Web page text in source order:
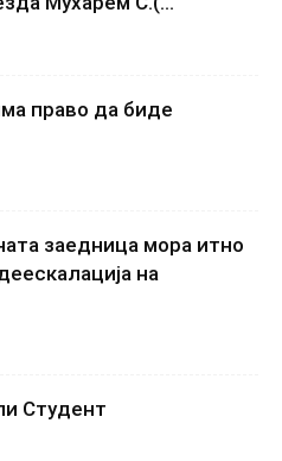
право да биде
заедница мора итно
на
Студент